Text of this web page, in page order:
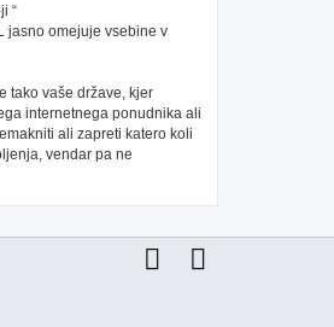
“
jasno omejuje vsebine v
tako vaše države, kjer
internetnega ponudnika ali
ali zapreti katero koli
vendar pa ne